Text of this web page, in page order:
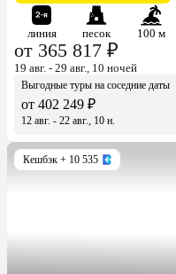
линия песок 100 м
от 365 817 ₽
19 авг. - 29 авг., 10 ночей
Выгодные туры на соседние даты
от 402 249 ₽
12 авг. - 22 авг., 10 н.
Кешбэк + 10 535